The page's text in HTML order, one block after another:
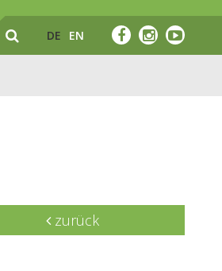
DE EN
zurück